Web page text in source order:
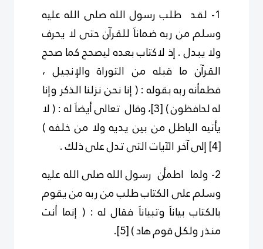
1- لقد طلب رسول الله صلى الله عليه
وسلم من ربه ضماناَ للقرآن حتى لا يحرف
ولا يبدل . إذ لاكتاب بعده ليصحح كما صحح
القرآن ما قبله من التوراة والإنجيل ،
فطمأنه ربه بقوله : ( إنا نحن نزلنا الذكر وإنا
له لحافظون )[3] ، وقال تعالى أيضاَ له : ( لا
يأتيه الباطل من بين يديه ولا من خلفه )
[4]
إلى آخر الآيات التى تدل على ذلك .
2- ولما اطمأن رسول الله صلى الله عليه
وسلم على الكتاب طلب من ربه من يقوم
بالكتاب بياناَ وتبياناَ فقال له : ( إنما أنت
منذر ولكل قوم هاد )[5]
.